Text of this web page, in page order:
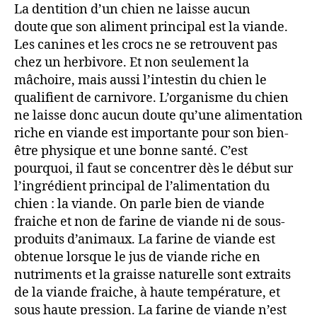
La dentition d’un chien ne laisse aucun
doute que son aliment principal est la viande.
Les canines et les crocs ne se retrouvent pas
chez un herbivore. Et non seulement la
mâchoire, mais aussi l’intestin du chien le
qualifient de carnivore. L’organisme du chien
ne laisse donc aucun doute qu’une alimentation
riche en viande est importante pour son bien-
être physique et une bonne santé. C’est
pourquoi, il faut se concentrer dès le début sur
l’ingrédient principal de l’alimentation du
chien : la viande. On parle bien de viande
fraiche et non de farine de viande ni de sous-
produits d’animaux. La farine de viande est
obtenue lorsque le jus de viande riche en
nutriments et la graisse naturelle sont extraits
de la viande fraiche, à haute température, et
sous haute pression. La farine de viande n’est